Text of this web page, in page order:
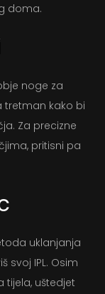
doma.
noge za
tretman kako bi
Za precizne
pritisni pa
uklanjanja
svoj IPL. Osim
tijela, uštedjet